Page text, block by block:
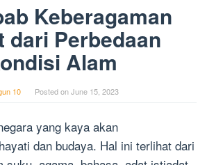
Keberagaman
dari Perbedaan
Alam
10 Posted onJune 15, 2023
yang kaya akan
dan budaya. Hal ini terlihat dari